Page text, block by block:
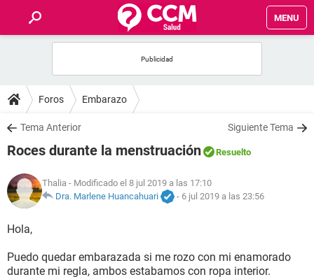
MENU
FOROS
SALUD
NUTRICIÓN
BIENESTAR
SEXUALIDAD
Foros Embarazo
Tema Anterior Siguiente Tema
Roces durante la menstruación Resuelto
Thalia - Modificado el 8 jul 2019 a las 17:10
Dra. Marlene Huancahuari
- 6 jul 2019 a las 23:56
Hola,
Puedo quedar embarazada si me rozo con mi enamorado
durante mi regla, ambos estabamos con ropa interior.